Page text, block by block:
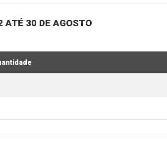
ATÉ 30 DE AGOSTO